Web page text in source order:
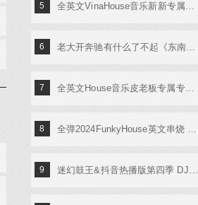
5 全英文VinaHouse音乐新新专属越南鼓专辑串烧 Dj高佬
6 老大开奔驰有什么了不起《东南特区-信仰之音》DJ棒棒
7 全英文House音乐皮老板专属专辑 DjA文
8 全弹2024FunkyHouse英文串烧 DJ阿辉
9 迷幻鼓王&抖音热播版第四季 DJ阿奇